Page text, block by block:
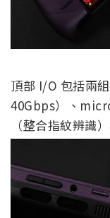
頂部 I/O 包括兩
40Gbps）、
（整合指紋辨識